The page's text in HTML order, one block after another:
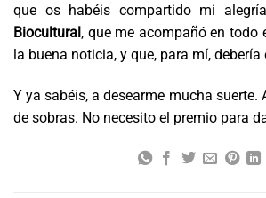
que os habéis compartido mi
Biocultural, que me acompañó en todo
la buena noticia, y que, para mí,
Y ya sabéis, a desearme mucha suerte.
de sobras. No necesito el premio para